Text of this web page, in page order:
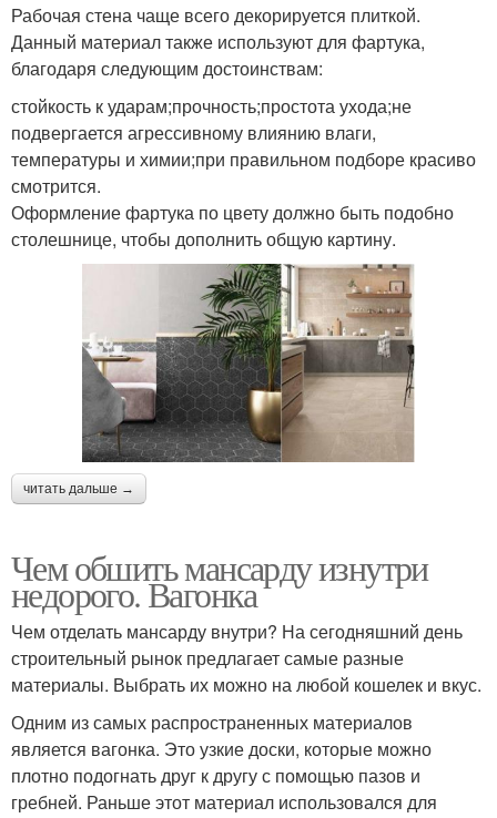
Рабочая стена чаще всего декорируется плиткой.
Данный материал также используют для фартука,
благодаря следующим достоинствам:
стойкость к ударам;прочность;простота ухода;не
подвергается агрессивному влиянию влаги,
температуры и химии;при правильном подборе красиво
смотрится.
Оформление фартука по цвету должно быть подобно
столешнице, чтобы дополнить общую картину.
читать дальше →
Чем обшить мансарду изнутри
недорого. Вагонка
Чем отделать мансарду внутри? На сегодняшний день
строительный рынок предлагает самые разные
материалы. Выбрать их можно на любой кошелек и вкус.
Одним из самых распространенных материалов
является вагонка. Это узкие доски, которые можно
плотно подогнать друг к другу с помощью пазов и
гребней. Раньше этот материал использовался для